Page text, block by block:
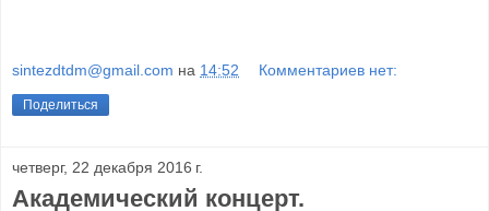
sintezdtdm@gmail.com на 14:52 Комментариев нет:
Поделиться
четверг, 22 декабря 2016 г.
Академический концерт.